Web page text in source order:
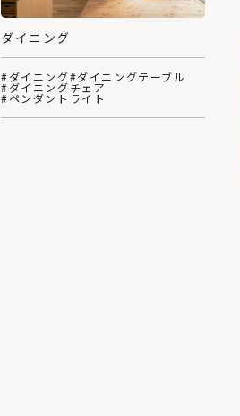
ダイニング
#ダイニング#ダイニングテーブル
#ダイニングチェア
#ペンダントライト